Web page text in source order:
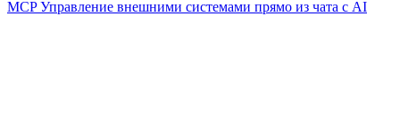
MCP Управление внешними системами прямо из чата с AI